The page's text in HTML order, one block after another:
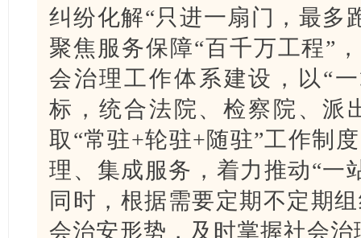
纠纷化解“只进一扇门，最多
聚焦服务保障“百千万工程”
会治理工作体系建设，以“
标，统合法院、检察院、派
取“常驻+轮驻+随驻”工作制
理、集成服务，着力推动“一
同时，根据需要定期不定期
会治安形势，及时掌握社会治